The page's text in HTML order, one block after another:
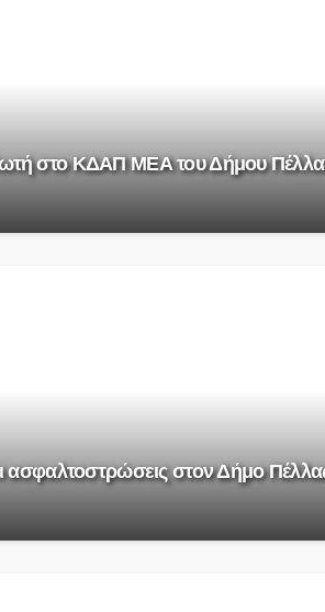
στο ΚΔΑΠ ΜΕΑ του Δήμου
ασφαλτοστρώσεις στον Δήμο